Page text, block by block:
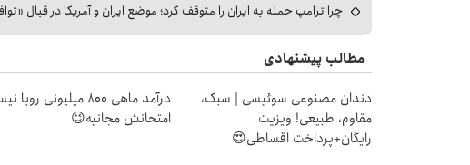
چرا ترامپ حمله به ایران را متوقف کرد؛ موضع ایران و آمریکا در قبال
مطالب پیشنهادی
دندان مصنوعی سوئیسی | سبک،
مقاوم، طبیعی! ویزیت
رایگان+پرداخت اقساطی😍
درآمد ماهی 800 میلیونی
امتحانش مجانیه😉